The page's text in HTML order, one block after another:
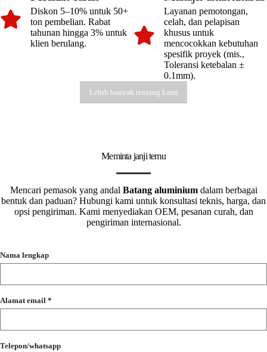
Diskon 5–10% untuk 50+
ton pembelian. Rabat
tahunan hingga 3% untuk
klien berulang.
Layanan pemotongan,
celah, dan pelapisan
khusus untuk
mencocokkan kebutuhan
spesifik proyek (mis.,
Toleransi ketebalan ±
0.1mm).
Lebih banyak tentang kami
Meminta janji temu
Mencari pemasok yang andal Batang aluminiumdalam berbagai
bentuk dan paduan? Hubungi kami untuk konsultasi teknis, harga, dan
opsi pengiriman. Kami menyediakan OEM, pesanan curah, dan
pengiriman internasional.
Nama lengkap
Alamat email *
Telepon/whatsapp